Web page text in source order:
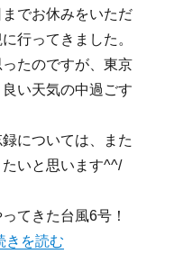
でお休みをいただ
行ってきました。
たのですが、東京
い天気の中過ごす
については、また
いと思います^^/
ってきた台風6号！
船橋店】台風にご用心
きを読む